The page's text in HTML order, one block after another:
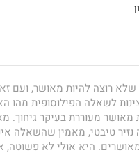
שלא רוצה להיות מאושר, ועם
לשאלה הפילוסופית מהו
מעוררת בעיקר גיחוך.
טיבטי, מאמין שהשאלה
היא אולי לא